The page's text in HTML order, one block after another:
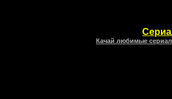
Качай любимые